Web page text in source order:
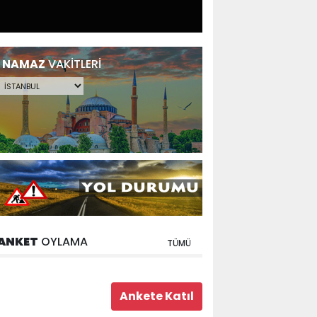
NAMAZVAKİTLERİ
OYLAMA TÜMÜ